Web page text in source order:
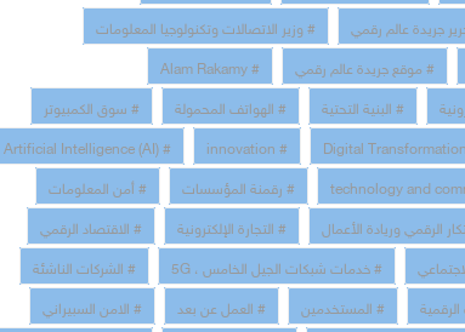
جريدة عالم رقمي
# وزير الاتصالات وتكنولوجيا المعلومات
# موقع جريدة عالم رقمي
# Alam Rakamy
# البنية التحتية # الهواتف المحمولة
# سوق الكمبيوتر
# innovation
# Artificial Intelligence (AI)
# رقمنة المؤسسات
# أمن المعلومات
الرقمي وريادة الأعمال # التجارة الإلكترونية
# الاقتصاد الرقمي
# خدمات شبكات الجيل الخامس ، 5G
# الشركات الناشئة
# المستخدمين # العمل عن بعد
# الامن السبيراني